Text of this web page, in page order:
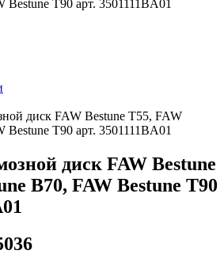
Bestune T90 арт. 3501111BA01
диск FAW Bestune T55, FAW
Bestune T90 арт. 3501111BA01
диск FAW Bestune
B70, FAW Bestune T90